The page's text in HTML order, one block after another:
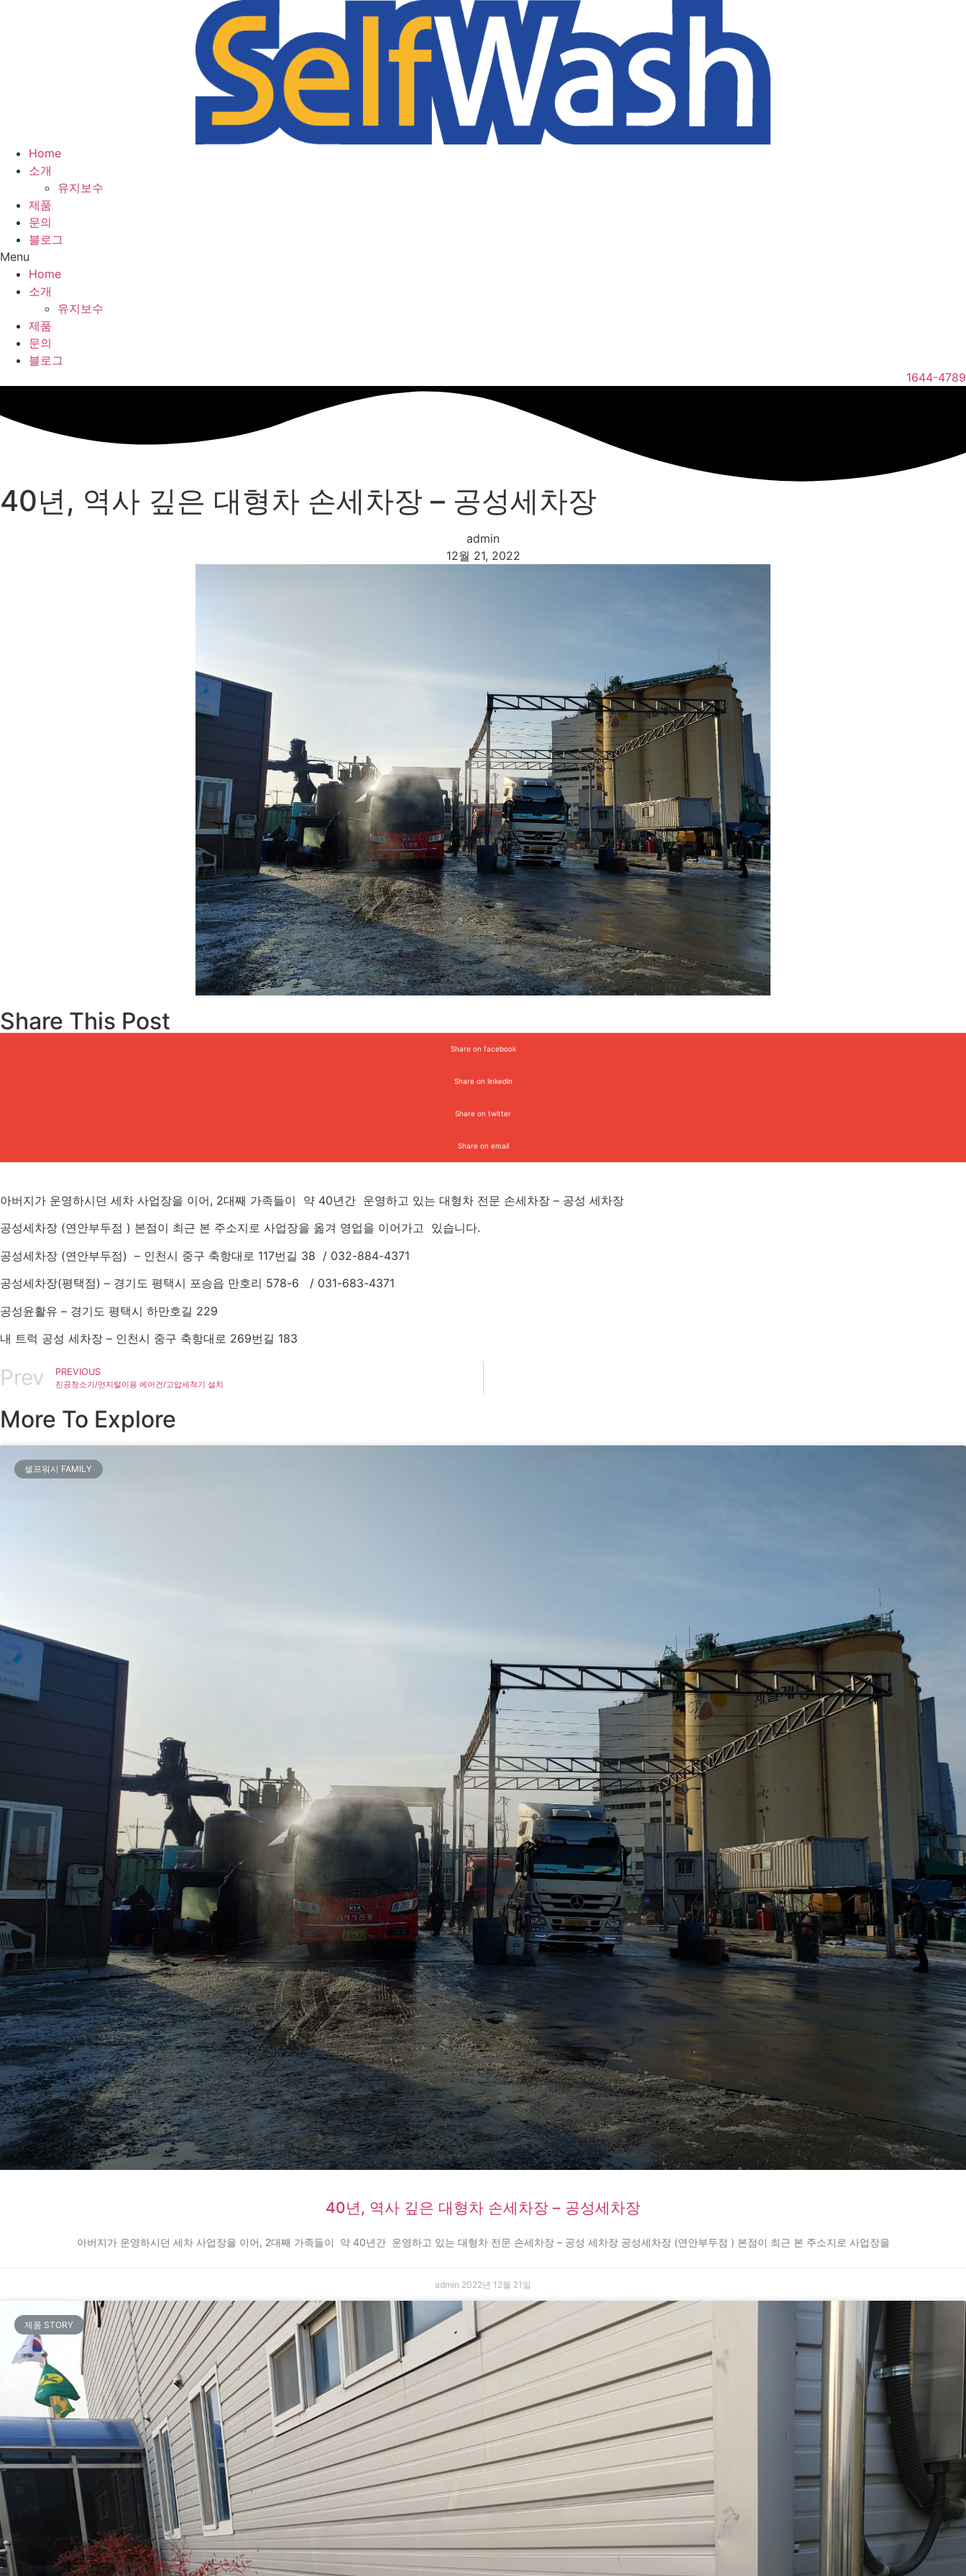
Home
소개
유지보수
제품
문의
블로그
Menu
Home
소개
유지보수
제품
문의
블로그
1644-4789
40년, 역사 깊은 대형차 손세차장 – 공성세차장
admin
12월 21, 2022
Share This Post
Share on facebook
Share on linkedin
Share on twitter
Share on email
아버지가 운영하시던 세차 사업장을 이어, 2대째 가족들이 약 40년간 운영하고 있는 대형차 전문 손세차장 – 공성 세차장
공성세차장 (연안부두점 ) 본점이 최근 본 주소지로 사업장을 옮겨 영업을 이어가고 있습니다.
공성세차장 (연안부두점) – 인천시 중구 축항대로 117번길 38 / 032-884-4371
공성세차장(평택점) – 경기도 평택시 포승읍 만호리 578-6 / 031-683-4371
공성윤활유 – 경기도 평택시 하만호길 229
내 트럭 공성 세차장 – 인천시 중구 축항대로 269번길 183
Prev PREVIOUS
진공청소기/먼지털이용 에어건/고압세척기 설치
More To Explore
셀프워시 FAMILY
40년, 역사 깊은 대형차 손세차장 – 공성세차장
아버지가 운영하시던 세차 사업장을 이어, 2대째 가족들이 약 40년간 운영하고 있는 대형차 전문 손세차장 – 공성 세차장 공성세차장 (연안부두점 ) 본점이 최근 본 주소지로 사업장을
admin 2022년 12월 21일
제품 STORY